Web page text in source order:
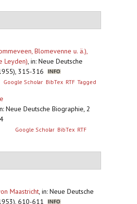
Blomevenne u. ä.),
Leyden), in: Neue Deutsche
315-316
Google Scholar BibTex RTF Tagged
Neue Deutsche Biographie, 2
Google Scholar BibTex RTF
Maastricht, in: Neue Deutsche
610-611